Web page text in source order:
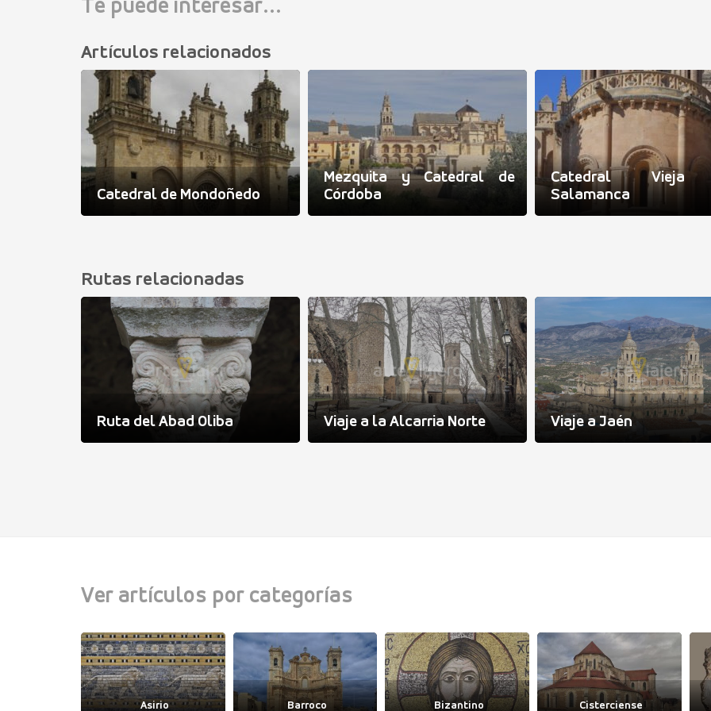
Te puede interesar...
Artículos relacionados
Catedral de Mondoñedo
Mezquita y Catedral de
Córdoba
Catedral Vieja
Salamanca
Rutas relacionadas
Ruta del Abad Oliba
Viaje a la Alcarria Norte Viaje a Jaén
Ver artículos por categorías
Asirio Barroco Bizantino Cisterciense